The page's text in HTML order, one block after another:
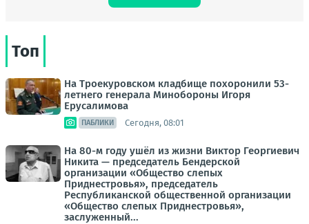
Топ
На Троекуровском кладбище похоронили 53-
летнего генерала Минобороны Игоря
Ерусалимова
ПАБЛИКИ Сегодня, 08:01
На 80-м году ушёл из жизни Виктор Георгиевич
Никита — председатель Бендерской
организации «Общество слепых
Приднестровья», председатель
Республиканской общественной организации
«Общество слепых Приднестровья»,
заслуженный...